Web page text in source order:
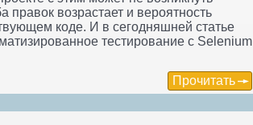
возрастает и вероятность
коде. И в сегодняшней статье
тестирование с Selenium
Прочитать